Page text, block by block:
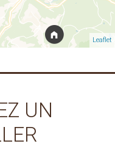
Leaflet
UN